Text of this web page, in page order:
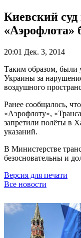
Киевский суд
«Аэрофлота»
20:01 Дек. 3, 2014
Таким образом, были
Украины за
воздушного
Ранее сообщалось,
«Аэрофлоту»,
запретили полёты в
указаний.
В Министерстве
безосновательны и
Версия для печати
Все новости